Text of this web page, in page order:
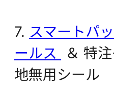
7. スマートパ
ールス
＆ 特
地無用シール